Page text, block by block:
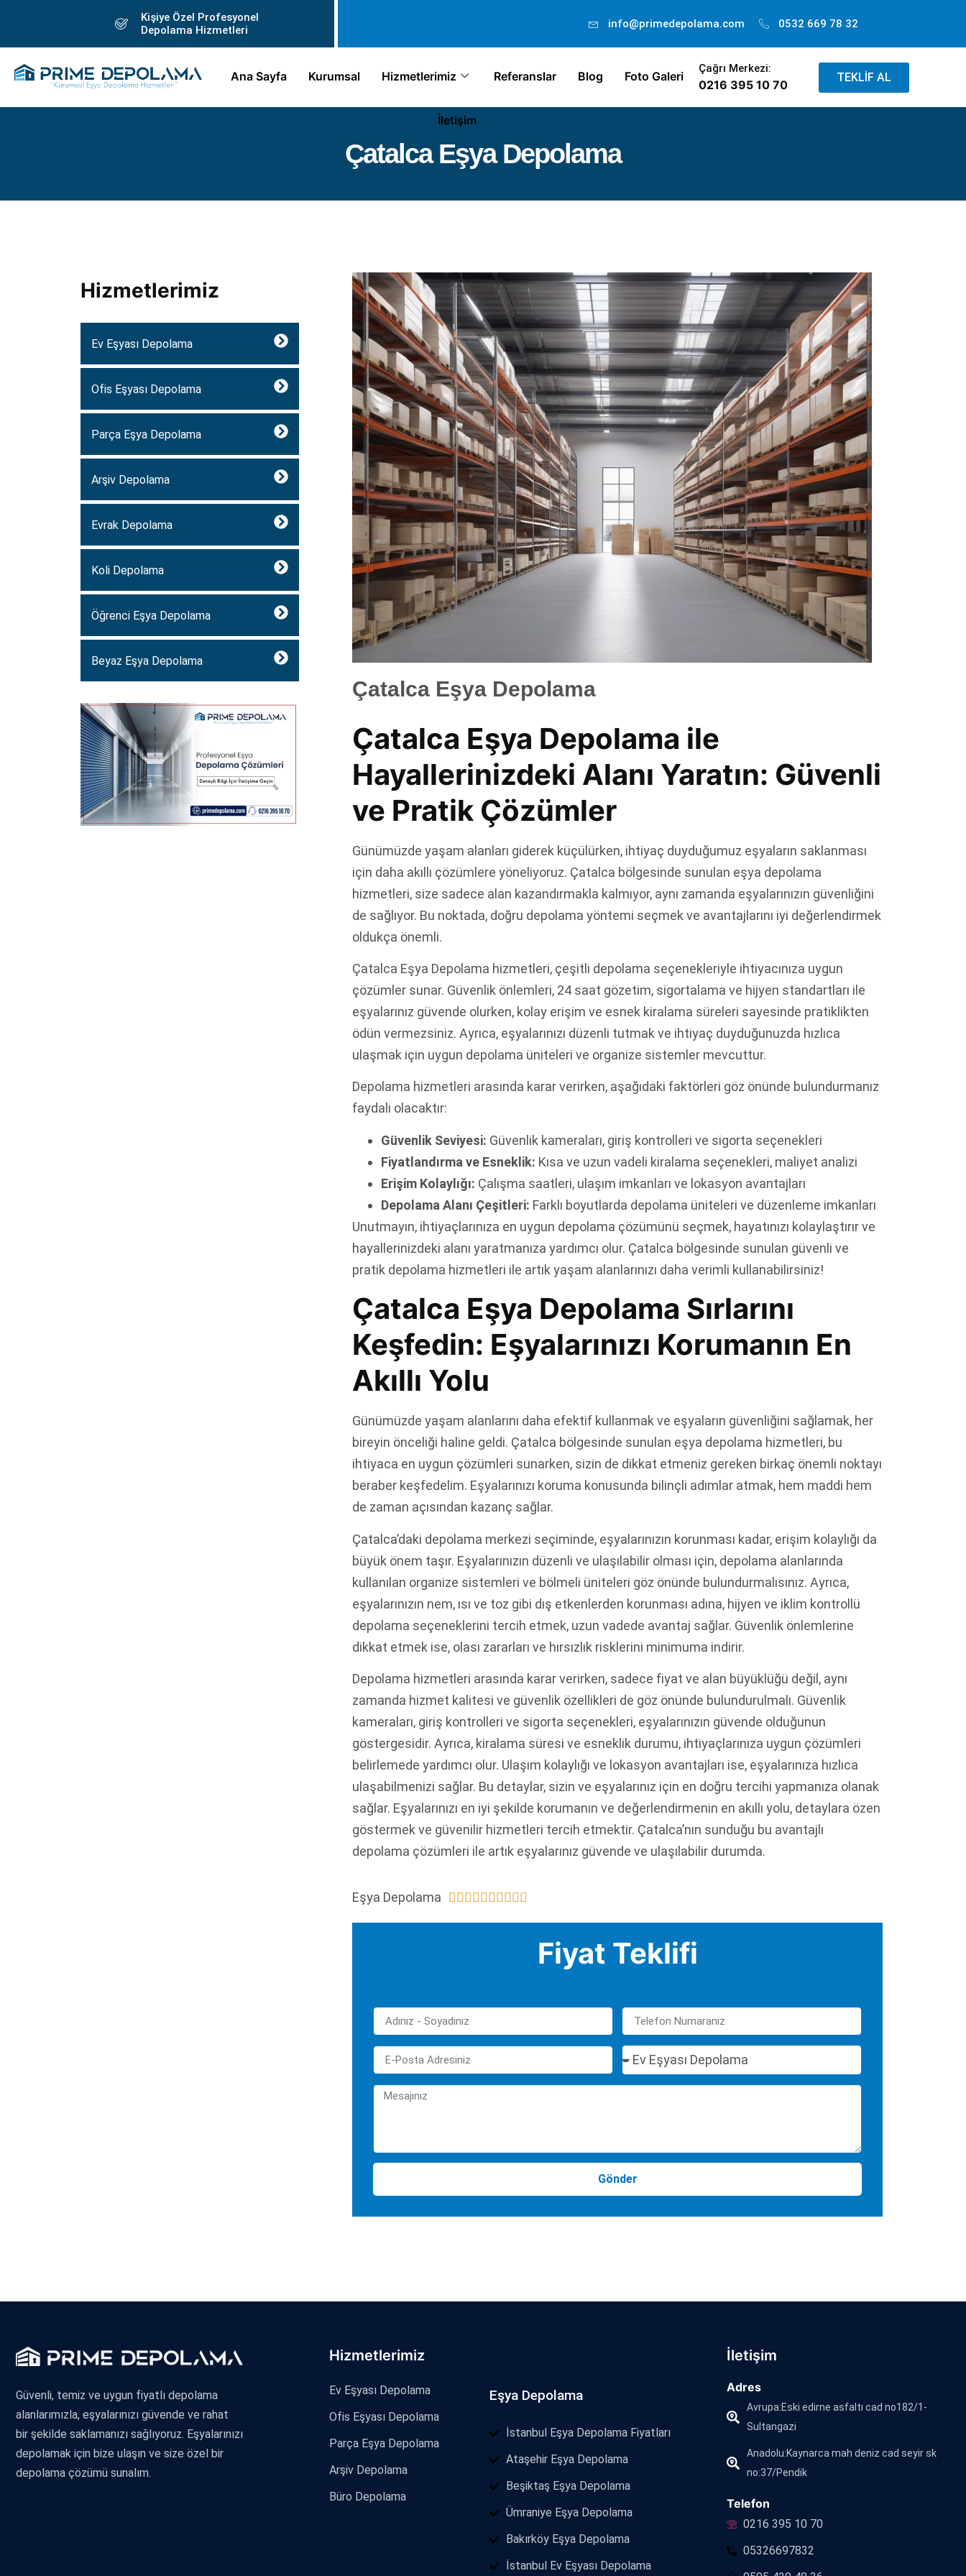
Kişiye Özel Profesyonel
Depolama Hizmetleri
info@primedepolama.com 0532 669 78 32
Ana Sayfa Kurumsal Hizmetlerimiz Referanslar Blog Foto Galeri
İletişim
Çağrı Merkezi:
0216 395 10 70
TEKLİF AL
Çatalca Eşya Depolama
Hizmetlerimiz
Ev Eşyası Depolama
Ofis Eşyası Depolama
Parça Eşya Depolama
Arşiv Depolama
Evrak Depolama
Koli Depolama
Öğrenci Eşya Depolama
Beyaz Eşya Depolama
Çatalca Eşya Depolama
Çatalca Eşya Depolama ile
Hayallerinizdeki Alanı Yaratın: Güvenli
ve Pratik Çözümler
Günümüzde yaşam alanları giderek küçülürken, ihtiyaç duyduğumuz eşyaların saklanması
için daha akıllı çözümlere yöneliyoruz. Çatalca bölgesinde sunulan eşya depolama
hizmetleri, size sadece alan kazandırmakla kalmıyor, aynı zamanda eşyalarınızın güvenliğini
de sağlıyor. Bu noktada, doğru depolama yöntemi seçmek ve avantajlarını iyi değerlendirmek
oldukça önemli.
Çatalca Eşya Depolama hizmetleri, çeşitli depolama seçenekleriyle ihtiyacınıza uygun
çözümler sunar. Güvenlik önlemleri, 24 saat gözetim, sigortalama ve hijyen standartları ile
eşyalarınız güvende olurken, kolay erişim ve esnek kiralama süreleri sayesinde pratiklikten
ödün vermezsiniz. Ayrıca, eşyalarınızı düzenli tutmak ve ihtiyaç duyduğunuzda hızlıca
ulaşmak için uygun depolama üniteleri ve organize sistemler mevcuttur.
Depolama hizmetleri arasında karar verirken, aşağıdaki faktörleri göz önünde bulundurmanız
faydalı olacaktır:
Güvenlik Seviyesi: Güvenlik kameraları, giriş kontrolleri ve sigorta seçenekleri
Fiyatlandırma ve Esneklik: Kısa ve uzun vadeli kiralama seçenekleri, maliyet analizi
Erişim Kolaylığı: Çalışma saatleri, ulaşım imkanları ve lokasyon avantajları
Depolama Alanı Çeşitleri: Farklı boyutlarda depolama üniteleri ve düzenleme imkanları
Unutmayın, ihtiyaçlarınıza en uygun depolama çözümünü seçmek, hayatınızı kolaylaştırır ve
hayallerinizdeki alanı yaratmanıza yardımcı olur. Çatalca bölgesinde sunulan güvenli ve
pratik depolama hizmetleri ile artık yaşam alanlarınızı daha verimli kullanabilirsiniz!
Çatalca Eşya Depolama Sırlarını
Keşfedin: Eşyalarınızı Korumanın En
Akıllı Yolu
Günümüzde yaşam alanlarını daha efektif kullanmak ve eşyaların güvenliğini sağlamak, her
bireyin önceliği haline geldi. Çatalca bölgesinde sunulan eşya depolama hizmetleri, bu
ihtiyaca en uygun çözümleri sunarken, sizin de dikkat etmeniz gereken birkaç önemli noktayı
beraber keşfedelim. Eşyalarınızı koruma konusunda bilinçli adımlar atmak, hem maddi hem
de zaman açısından kazanç sağlar.
Çatalca’daki depolama merkezi seçiminde, eşyalarınızın korunması kadar, erişim kolaylığı da
büyük önem taşır. Eşyalarınızın düzenli ve ulaşılabilir olması için, depolama alanlarında
kullanılan organize sistemleri ve bölmeli üniteleri göz önünde bulundurmalısınız. Ayrıca,
eşyalarınızın nem, ısı ve toz gibi dış etkenlerden korunması adına, hijyen ve iklim kontrollü
depolama seçeneklerini tercih etmek, uzun vadede avantaj sağlar. Güvenlik önlemlerine
dikkat etmek ise, olası zararları ve hırsızlık risklerini minimuma indirir.
Depolama hizmetleri arasında karar verirken, sadece fiyat ve alan büyüklüğü değil, aynı
zamanda hizmet kalitesi ve güvenlik özellikleri de göz önünde bulundurulmalı. Güvenlik
kameraları, giriş kontrolleri ve sigorta seçenekleri, eşyalarınızın güvende olduğunun
göstergesidir. Ayrıca, kiralama süresi ve esneklik durumu, ihtiyaçlarınıza uygun çözümleri
belirlemede yardımcı olur. Ulaşım kolaylığı ve lokasyon avantajları ise, eşyalarınıza hızlıca
ulaşabilmenizi sağlar. Bu detaylar, sizin ve eşyalarınız için en doğru tercihi yapmanıza olanak
sağlar. Eşyalarınızı en iyi şekilde korumanın ve değerlendirmenin en akıllı yolu, detaylara özen
göstermek ve güvenilir hizmetleri tercih etmektir. Çatalca’nın sunduğu bu avantajlı
depolama çözümleri ile artık eşyalarınız güvende ve ulaşılabilir durumda.
Eşya Depolama          
Fiyat Teklifi
Gönder
Güvenli, temiz ve uygun fiyatlı depolama
alanlarımızla, eşyalarınızı güvende ve rahat
bir şekilde saklamanızı sağlıyoruz. Eşyalarınızı
depolamak için bize ulaşın ve size özel bir
depolama çözümü sunalım.
Hizmetlerimiz
Ev Eşyası Depolama
Ofis Eşyası Depolama
Parça Eşya Depolama
Arşiv Depolama
Büro Depolama
Eşya Depolama
İstanbul Eşya Depolama Fiyatları
Ataşehir Eşya Depolama
Beşiktaş Eşya Depolama
Ümraniye Eşya Depolama
Bakırköy Eşya Depolama
İstanbul Ev Eşyası Depolama
İletişim
Adres
Avrupa:Eski edirne asfaltı cad no182/1-
Sultangazi
Anadolu:Kaynarca mah deniz cad seyir sk
no:37/Pendik
Telefon
0216 395 10 70
05326697832